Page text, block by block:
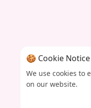
🍪 Cookie Notice
We use cookies to
on our website.